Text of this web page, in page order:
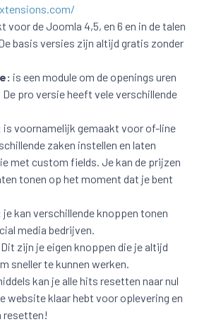
voor de Joomla 4,5, en 6 en in de talen
basis versies zijn altijd gratis zonder
is een module om de openings uren
pro versie heeft vele verschillende
is voornamelijk gemaakt voor of-line
zaken instellen en laten
met custom fields. Je kan de prijzen
tonen op het moment dat je bent
je kan verschillende knoppen tonen
media bedrijven.
Dit zijn je eigen knoppen die je altijd
sneller te kunnen werken.
kan je alle hits resetten naar nul
website klaar hebt voor oplevering en
resetten!